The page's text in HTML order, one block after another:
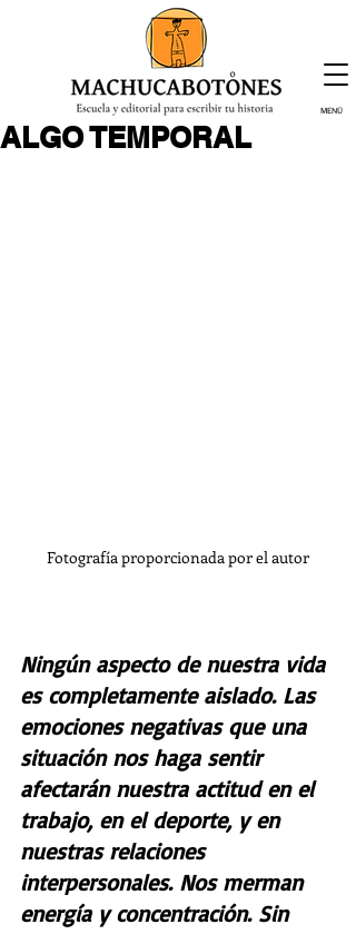
¡Inscríbete hoy!
MENÚ
ALGO TEMPORAL
Fotografía proporcionada por el autor
Ningún aspecto de nuestra vida
es completamente aislado. Las
emociones negativas que una
situación nos haga sentir
afectarán nuestra actitud en el
trabajo, en el deporte, y en
nuestras relaciones
interpersonales. Nos merman
energía y concentración. Sin